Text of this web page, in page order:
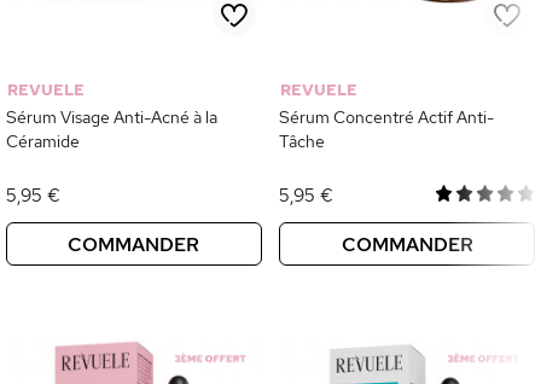
REVUELE
Sérum Visage Anti-Acné à la
Céramide
5,95 €
COMMANDER
REVUELE
Sérum Concentré Actif Anti-
Tâche
5,95 €
COMMANDER